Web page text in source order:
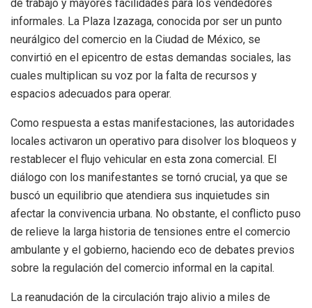
de trabajo y mayores facilidades para los vendedores
informales. La Plaza Izazaga, conocida por ser un punto
neurálgico del comercio en la Ciudad de México, se
convirtió en el epicentro de estas demandas sociales, las
cuales multiplican su voz por la falta de recursos y
espacios adecuados para operar.
Como respuesta a estas manifestaciones, las autoridades
locales activaron un operativo para disolver los bloqueos y
restablecer el flujo vehicular en esta zona comercial. El
diálogo con los manifestantes se tornó crucial, ya que se
buscó un equilibrio que atendiera sus inquietudes sin
afectar la convivencia urbana. No obstante, el conflicto puso
de relieve la larga historia de tensiones entre el comercio
ambulante y el gobierno, haciendo eco de debates previos
sobre la regulación del comercio informal en la capital.
La reanudación de la circulación trajo alivio a miles de